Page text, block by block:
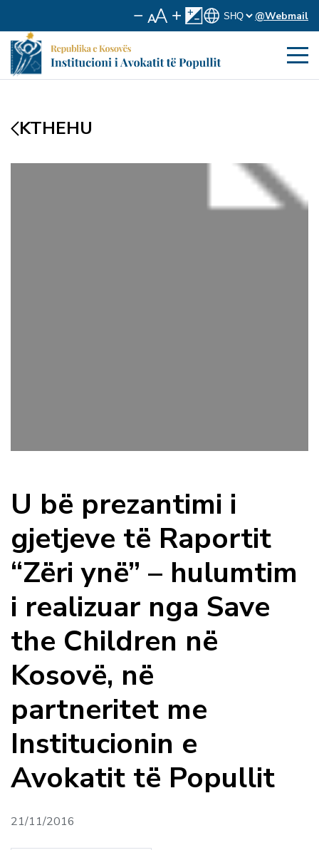
@Webmail
KTHEHU
U bë prezantimi i
gjetjeve të Raportit
“Zëri ynë” – hulumtim
i realizuar nga Save
the Children në
Kosovë, në
partneritet me
Institucionin e
Avokatit të Popullit
21/11/2016